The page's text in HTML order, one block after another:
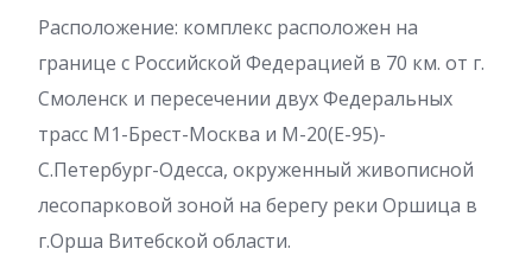
Расположение: комплекс расположен на
границе с Российской Федерацией в 70 км. от г.
Смоленск и пересечении двух Федеральных
трасс М1-Брест-Москва и М-20(Е-95)-
С.Петербург-Одесса, окруженный живописной
лесопарковой зоной на берегу реки Оршица в
г.Орша Витебской области.